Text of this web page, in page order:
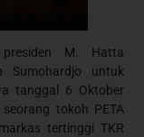
presiden M. Hatta
Sumohardjo untuk
tanggal 6 Oktober
tokoh PETA
tertinggi TKR